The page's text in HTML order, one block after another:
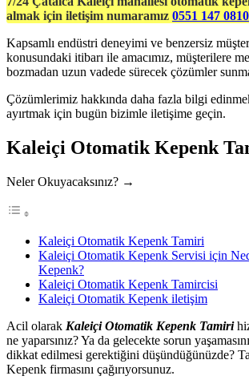
almak için iletişim numaramız 0551 147 0810
Kapsamlı endüstri deneyimi ve benzersiz
konusundaki itibarı ile amacımız, müşterilere
bozmadan uzun vadede sürecek çözümler
Çözümlerimiz hakkında daha fazla bilgi
ayırtmak için bugün bizimle iletişime geçin.
Kaleiçi Otomatik Kepenk
Neler Okuyacaksınız? →
Kaleiçi Otomatik Kepenk Tamiri
Kaleiçi Otomatik Kepenk Servisi için
Kepenk?
Kaleiçi Otomatik Kepenk Tamircisi
Kaleiçi Otomatik Kepenk iletişim
Acil olarak Kaleiçi Otomatik Kepenk Tamiri
ne yaparsınız? Ya da gelecekte sorun
dikkat edilmesi gerektiğini düşündüğünüzde?
Kepenk firmasını çağırıyorsunuz.